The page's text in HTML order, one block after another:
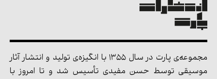
مجموعه‌ی پارت در سال 1355 با انگیزه‌ی تولید و انتشار آثار
موسیقی توسط حسن مفیدی تأسیس شد و تا امروز با